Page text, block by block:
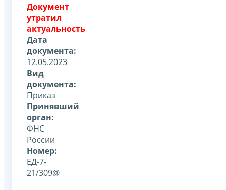
Документ
утратил
актуальность
Дата
документа:
12.05.2023
Вид
документа:
Приказ
Принявший
орган:
ФНС
России
Номер:
ЕД-7-
21/309@